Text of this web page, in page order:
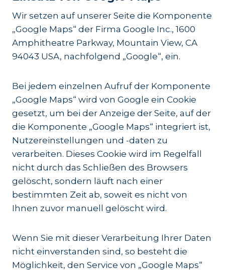
Wir setzen auf unserer Seite die Komponente
„Google Maps“ der Firma Google Inc., 1600
Amphitheatre Parkway, Mountain View, CA
94043 USA, nachfolgend „Google“, ein.
Bei jedem einzelnen Aufruf der Komponente
„Google Maps“ wird von Google ein Cookie
gesetzt, um bei der Anzeige der Seite, auf der
die Komponente „Google Maps“ integriert ist,
Nutzereinstellungen und -daten zu
verarbeiten. Dieses Cookie wird im Regelfall
nicht durch das Schließen des Browsers
gelöscht, sondern läuft nach einer
bestimmten Zeit ab, soweit es nicht von
Ihnen zuvor manuell gelöscht wird.
Wenn Sie mit dieser Verarbeitung Ihrer Daten
nicht einverstanden sind, so besteht die
Möglichkeit, den Service von „Google Maps“